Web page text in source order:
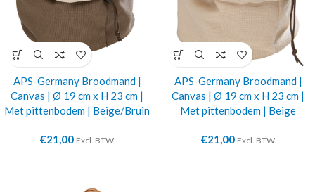
APS-Germany Broodmand |
Canvas | Ø 19 cm x H 23 cm |
Met pittenbodem | Beige/Bruin
€21,00 Excl. BTW
APS-Germany Broodmand |
Canvas | Ø 19 cm x H 23 cm |
Met pittenbodem | Beige
€21,00 Excl. BTW